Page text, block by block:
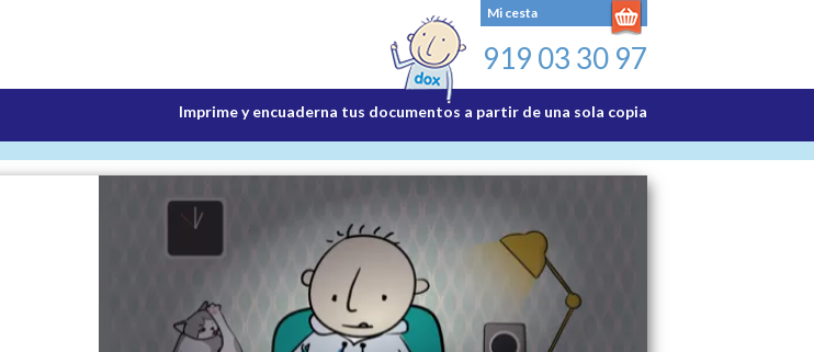
Mi cesta
919 03 30 97
Imprime y encuaderna tus documentos a partir de una sola copia